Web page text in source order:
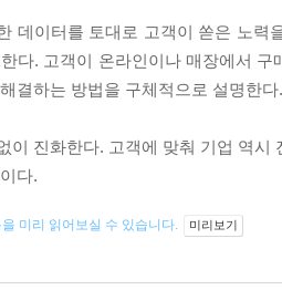
데이터를 토대로 고객이 쏟은 노
다. 고객이 온라인이나 매장에서
결하는 방법을 구체적으로 설명한다.
이 진화한다. 고객에 맞춰 기업 역
다.
미리 읽어보실 수 있습니다. 미리보기